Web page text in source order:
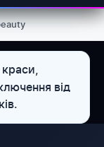
краси,
від